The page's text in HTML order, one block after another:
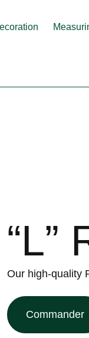
“L”
Our high-quality
Commander